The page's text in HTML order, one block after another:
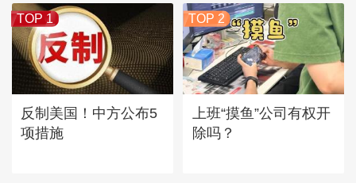
TOP 1
反制美国！中方公布5
项措施
TOP 2
上班“摸鱼”公司有权开
除吗？